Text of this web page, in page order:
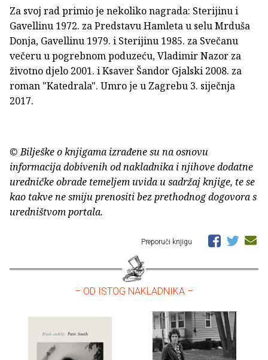
Za svoj rad primio je nekoliko nagrada: Sterijinu i
Gavellinu 1972. za Predstavu Hamleta u selu Mrduša
Donja, Gavellinu 1979. i Sterijinu 1985. za Svečanu
večeru u pogrebnom poduzeću, Vladimir Nazor za
životno djelo 2001. i Ksaver Šandor Gjalski 2008. za
roman "Katedrala". Umro je u Zagrebu 3. siječnja
2017.
© Bilješke o knjigama izrađene su na osnovu
informacija dobivenih od nakladnika i njihove dodatne
uredničke obrade temeljem uvida u sadržaj knjige, te se
kao takve ne smiju prenositi bez prethodnog dogovora s
uredništvom portala.
Preporuči knjigu
– OD ISTOG NAKLADNIKA –